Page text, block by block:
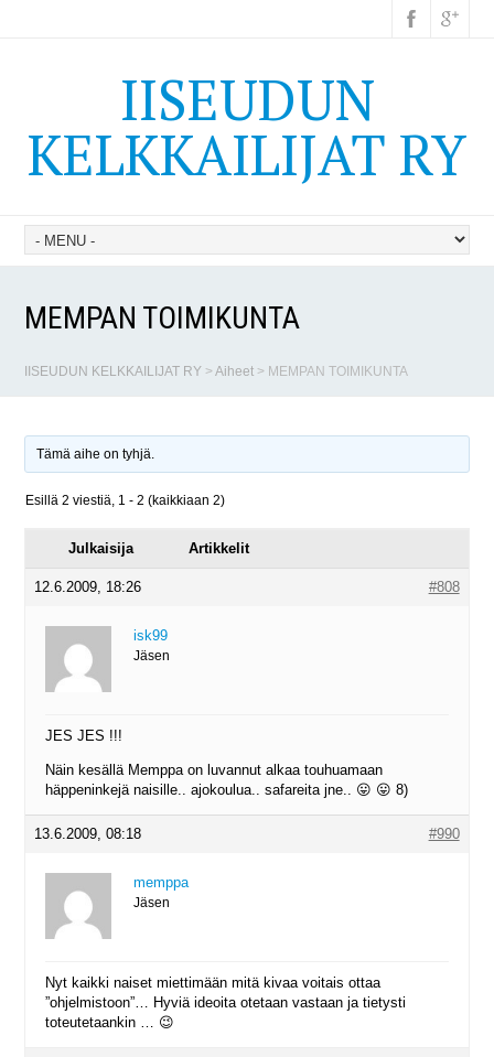
IISEUDUN
KELKKAILIJAT RY
MEMPAN TOIMIKUNTA
IISEUDUN KELKKAILIJAT RY >Aiheet > MEMPAN TOIMIKUNTA
Tämä aihe on tyhjä.
Esillä 2 viestiä, 1 - 2 (kaikkiaan 2)
Julkaisija Artikkelit
12.6.2009, 18:26 #808
isk99
Jäsen
JES JES !!!
Näin kesällä Memppa on luvannut alkaa touhuamaan
häppeninkejä naisille.. ajokoulua.. safareita jne.. 😛 😛 8)
13.6.2009, 08:18 #990
memppa
Jäsen
Nyt kaikki naiset miettimään mitä kivaa voitais ottaa
”ohjelmistoon”… Hyviä ideoita otetaan vastaan ja tietysti
toteutetaankin … 😉